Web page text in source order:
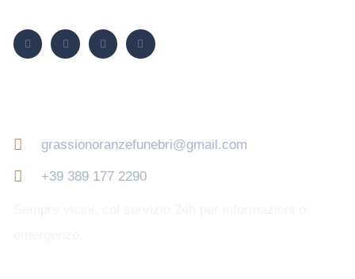
grassionoranzefunebri@gmail.com
+39 389 177 2290